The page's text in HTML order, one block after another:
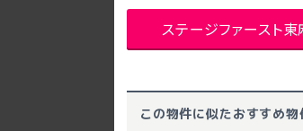
ステージファースト
この物件に似たおすすめ物